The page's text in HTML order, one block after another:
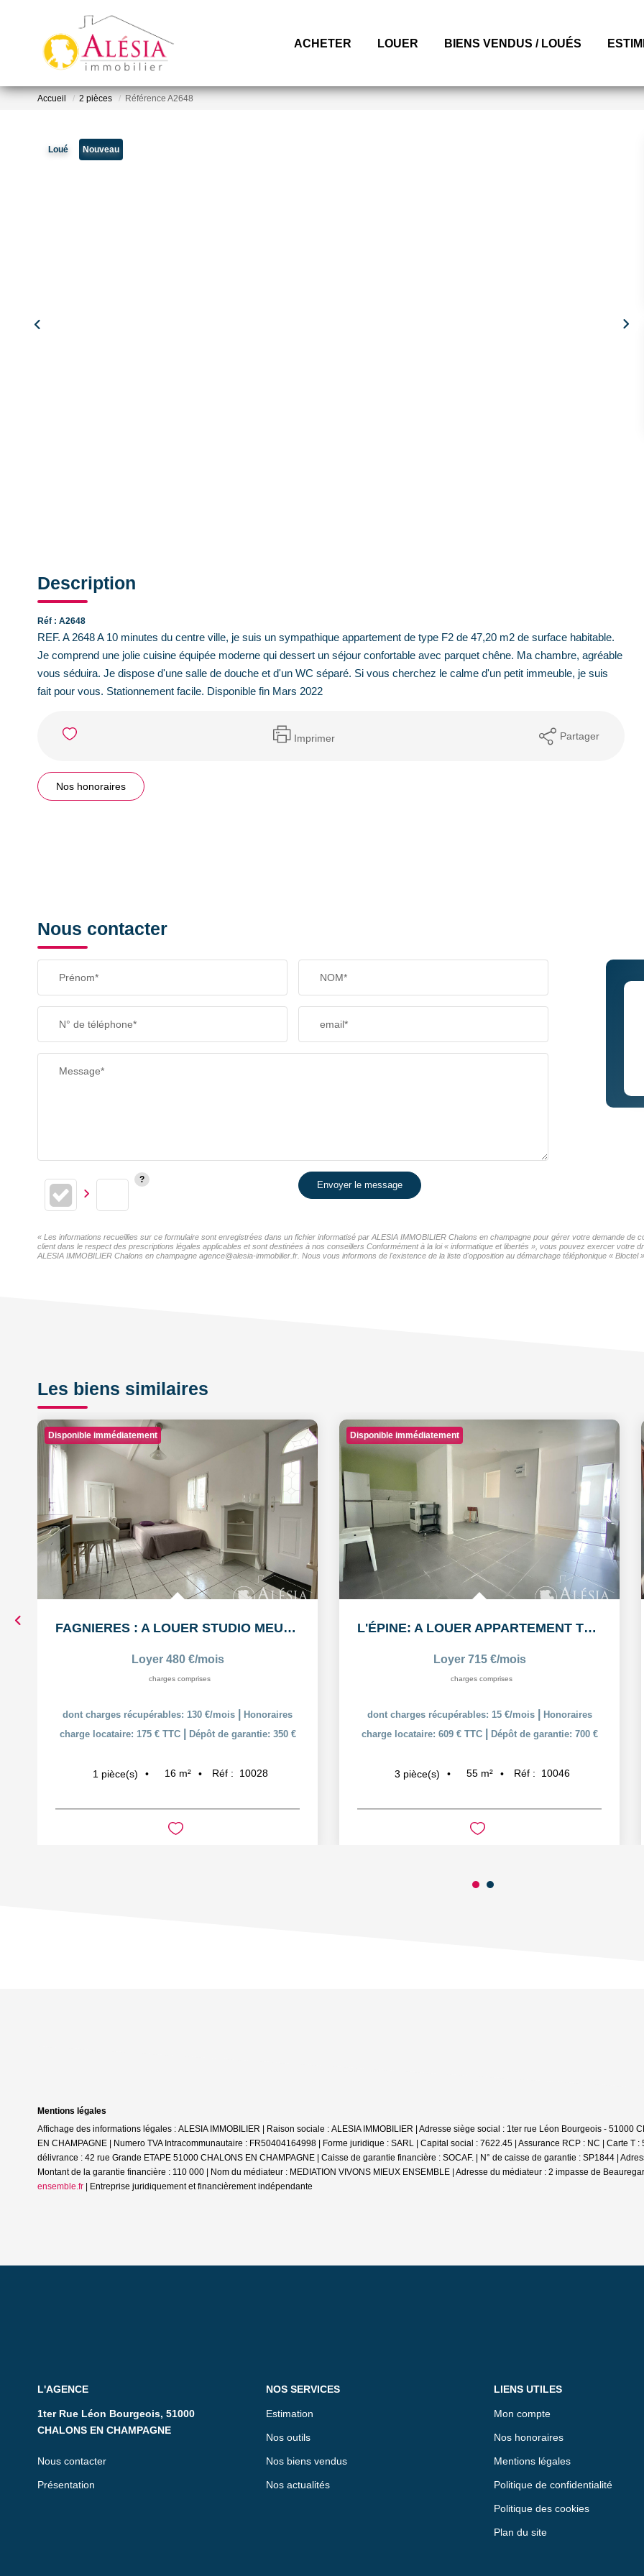
ACHETER LOUER BIENS VENDUS / LOUÉS
Accueil 2 pièces Référence A2648
Loué Nouveau
Description
Réf : A2648
REF. A 2648 A 10 minutes du centre ville, je suis un sympathique appartement de type F2 de 47,20 m2 de surface habitable.
Je comprend une jolie cuisine équipée moderne qui dessert un séjour confortable avec parquet chêne. Ma chambre, agréable
vous séduira. Je dispose d'une salle de douche et d'un WC séparé. Si vous cherchez le calme d'un petit immeuble, je suis
fait pour vous. Stationnement facile. Disponible fin Mars 2022
Imprimer Partager
Nos honoraires
Nous contacter
Prénom* NOM*
N° de téléphone* email*
Message*
Envoyer le message
« Les informations recueillies sur ce formulaire sont enregistrées dans un fichier informatisé par ALESIA IMMOBILIER Chalons en champagne pour gérer votre demande
client dans le respect des prescriptions légales applicables et sont destinées à nos conseillers Conformément à la loi « informatique et libertés », vous pouvez exercer votre
ALESIA IMMOBILIER Chalons en champagne agence@alesia-immobilier.fr. Nous vous informons de l'existence de la liste d'opposition au démarchage téléphonique «
Les biens similaires
Disponible immédiatement
FAGNIERES : A LOUER STUDIO MEUBLÉ
Loyer 480 €/mois
charges comprises
dont charges récupérables: 130 €/mois
Honoraires
charge locataire: 175 € TTC
Dépôt de garantie: 350 €
1 pièce(s) 16 m² Réf : 10028
Disponible immédiatement
L'ÉPINE: A LOUER APPARTEMENT T3 55,38m² AVEC COUR ET PLACE...
Loyer 715 €/mois
charges comprises
dont charges récupérables: 15 €/mois
Honoraires
charge locataire: 609 € TTC
Dépôt de garantie: 700 €
3 pièce(s) 55 m² Réf : 10046
Mentions légales
Affichage des informations légales : ALESIA IMMOBILIER | Raison sociale : ALESIA IMMOBILIER | Adresse siège social : 1ter rue Léon Bourgeois - 51000
EN CHAMPAGNE | Numero TVA Intracommunautaire : FR50404164998 | Forme juridique : SARL | Capital social : 7622.45 | Assurance RCP : NC | Carte T :
délivrance : 42 rue Grande ETAPE 51000 CHALONS EN CHAMPAGNE | Caisse de garantie financière : SOCAF. | N° de caisse de garantie : SP1844 |
Montant de la garantie financière : 110 000 | Nom du médiateur : MEDIATION VIVONS MIEUX ENSEMBLE | Adresse du médiateur : 2 impasse de
ensemble.fr
Entreprise juridiquement et financièrement indépendante
L'AGENCE
1ter Rue Léon Bourgeois, 51000
CHALONS EN CHAMPAGNE
Nous contacter
Présentation
NOS SERVICES
Estimation
Nos outils
Nos biens vendus
Nos actualités
LIENS UTILES
Mon compte
Nos honoraires
Mentions légales
Politique de confidentialité
Politique des cookies
Plan du site